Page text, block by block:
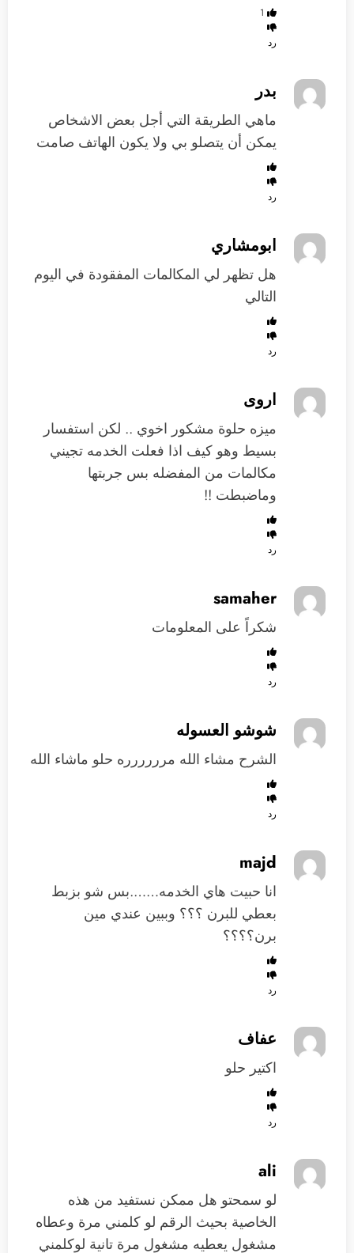
1
رد
بدر
ماهي الطريقة التي أجل بعض الاشخاص
يمكن أن يتصلو بي ولا يكون الهاتف صامت
رد
ابومشاري
هل تظهر لي المكالمات المفقودة في اليوم
التالي
رد
اروى
ميزه حلوة مشكور اخوي .. لكن استفسار
بسيط وهو كيف اذا فعلت الخدمه تجيني
مكالمات من المفضله بس جربتها
وماضبطت !!
رد
samaher
شكراً على المعلومات
رد
شوشو العسوله
الشرح مشاء الله مرررررره حلو ماشاء الله
رد
majd
انا حبيت هاي الخدمه…….بس شو بزبط
بعطي للبرن ؟؟؟ وببين عندي مين
برن؟؟؟؟
رد
عفاف
اكتير حلو
رد
ali
لو سمحتو هل ممكن نستفيد من هذه
الخاصية بحيث الرقم لو كلمني مرة وعطاه
مشغول يعطيه مشغول مرة تانية لوكلمني